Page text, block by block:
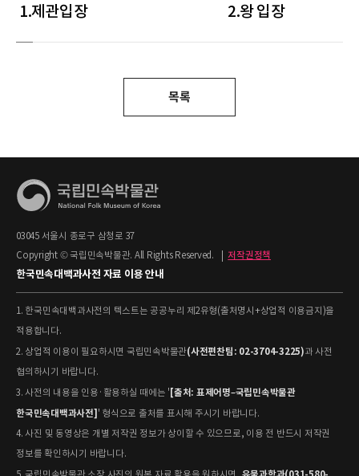
1.제관입장 2.왕 입장
목록
03045 서울시 종로구 삼청로 37
Copyright © 국립민속박물관. All Rights Reserved.
저작권정책
한국민속대백과사전 자료 이용 안내
1. 한국민속대백과사전의 텍스트는 공공누리 제2유형(출처명시+상업적 이용금지)을
적용합니다.
2. 상업적 이용이 필요하시면 국립민속박물관(사전편찬팀: 02-3704-3225)과 사전
협의하시기 바랍니다.
3. 사전의 내용을 인용·활용하실 때에는 '[출처: 표제어명–국립민속박물관
한국민속대백과사전]' 형식으로 출처를 표시해 주시기 바랍니다.
4. 사진 및 동영상은 개별 저작권 정보가 상이할 수 있으므로, 이용 전 반드시 저작권
정보를 확인하시기 바랍니다.